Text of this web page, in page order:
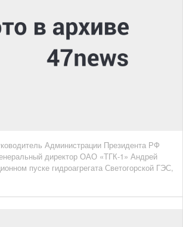
Администрации Президента РФ
директор ОАО «ТГК-1» Андрей
пуске гидроагрегата Светогорской ГЭС,